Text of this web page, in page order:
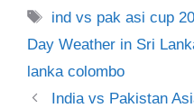
Tags
ind vs pak asi cup
Day Weather in Sri
lanka colombo
India vs Pakistan